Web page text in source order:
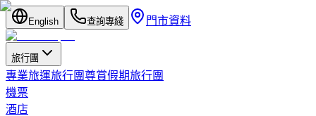
English 查詢專綫 門市資料
旅行團
專業旅運旅行團尊賞假期旅行團
機票
酒店